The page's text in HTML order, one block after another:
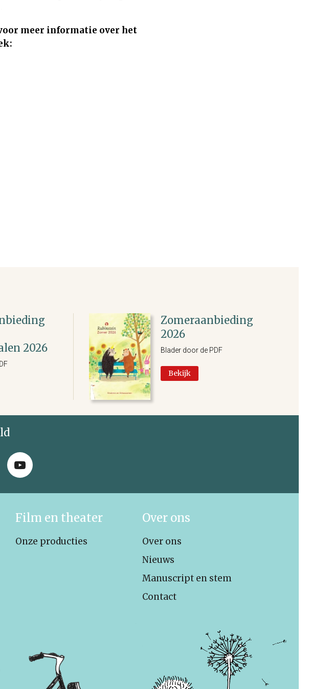
meer informatie over het
2026
Zomeraanbieding
2026
Blader door de PDF
Bekijk
Film en theater
Onze producties
Over ons
Over ons
Nieuws
Manuscript en stem
Contact